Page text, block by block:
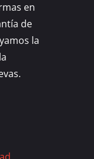
en
de
la